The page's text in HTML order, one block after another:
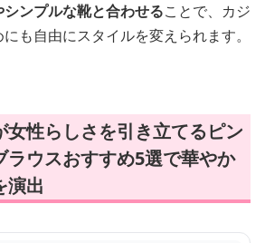
ンプルな靴と合わせることで、カジ
も自由にスタイルを変えられます。
女性らしさを引き立てるピン
ラウスおすすめ5選で華やか
演出